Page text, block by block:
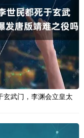
玄武门，李渊会立皇太